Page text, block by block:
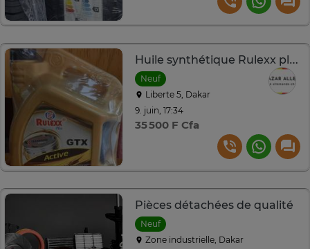
Huile synthétique Rulexx plus GTX pétrole &Diesel.10w40
Neuf
Liberte 5, Dakar
9. juin, 17:34
35 500 F Cfa
Pièces détachées de qualité
Neuf
Zone industrielle, Dakar